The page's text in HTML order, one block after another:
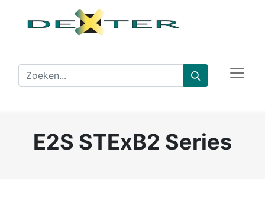
E2S STExB2 Series